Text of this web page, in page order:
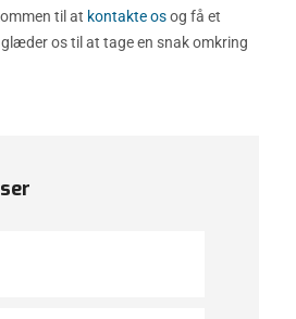
til at kontakte osog få et
os til at tage en snak omkring